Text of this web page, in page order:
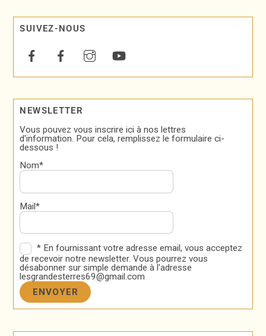
SUIVEZ-NOUS
NEWSLETTER
Vous pouvez vous inscrire ici à nos lettres
d'information. Pour cela, remplissez le formulaire ci-
dessous !
Nom*
Mail*
* En fournissant votre adresse email, vous acceptez
de recevoir notre newsletter. Vous pourrez vous
désabonner sur simple demande à l'adresse
lesgrandesterres69@gmail.com